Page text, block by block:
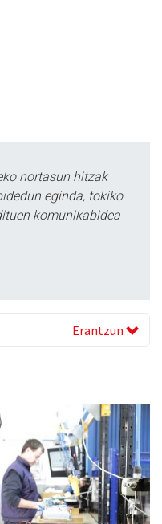
nortasun hitzak
eginda, tokiko
komunikabidea
Erantzun